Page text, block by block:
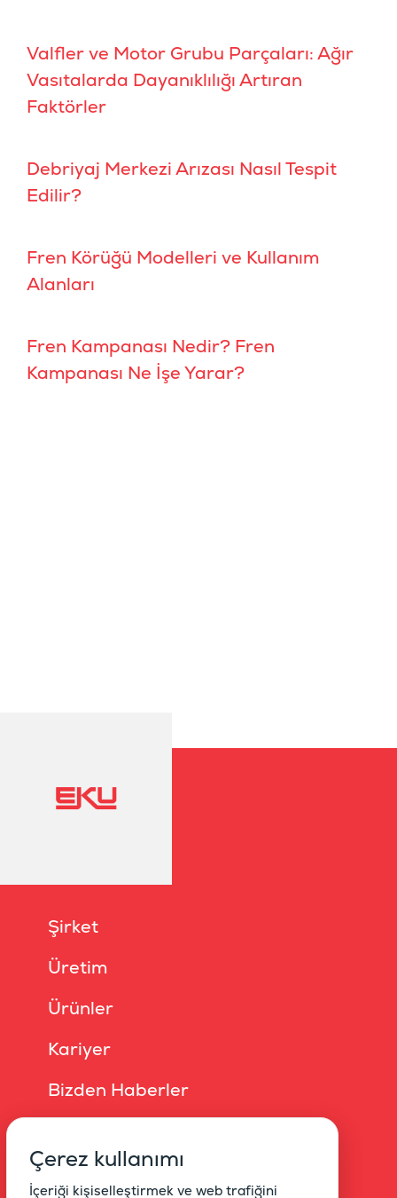
Valfler ve Motor Grubu Parçaları: Ağır
Vasıtalarda Dayanıklılığı Artıran
Faktörler
Debriyaj Merkezi Arızası Nasıl Tespit
Edilir?
Fren Körüğü Modelleri ve Kullanım
Alanları
Fren Kampanası Nedir? Fren
Kampanası Ne İşe Yarar?
Şirket
Üretim
Ürünler
Kariyer
Bizden Haberler
Online Broşür
Çerez kullanımı
İçeriği kişiselleştirmek ve web trafiğini